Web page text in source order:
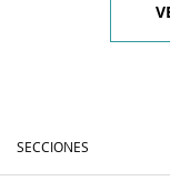
SECCIONES